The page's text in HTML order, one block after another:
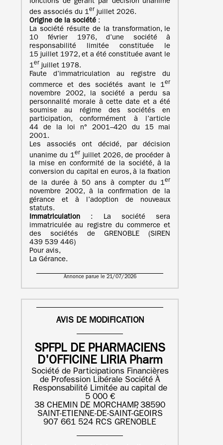
fonctions de gérant par décision unanime
des associés du 1er
juillet 2026.
Origine de la société :
La société résulte de la transformation, le
10 février 1976, d’une société à
responsabilité limitée constituée le
15 juillet 1972, et a été constituée avant le
1er juillet 1978.
Faute d’immatriculation au registre du
commerce et des sociétés avant le 1er
novembre 2002, la société a perdu sa
personnalité morale à cette date et a été
soumise au régime des sociétés en
participation, conformément à l’article
44 de la loi n° 2001–420 du 15 mai
2001.
Les associés ont décidé, par décision
unanime du 1er juillet 2026, de procéder à
la mise en conformité de la société, à la
conversion du capital en euros, à la fixation
de la durée à 50 ans à compter du 1er
novembre 2002, à la confirmation de la
gérance et à l’adoption de nouveaux
statuts.
Immatriculation : La société sera
immatriculée au registre du commerce et
des sociétés de GRENOBLE (SIREN
439 539 446)
Pour avis,
La Gérance.
Annonce parue le 21/07/2026
AVIS DE MODIFICATION
SPFPL DE PHARMACIENS
D'OFFICINE LIRIA Pharm
Société de Participations Financières
de Profession Libérale Société À
Responsabilité Limitée au capital de
5 000 €
38 CHEMIN DE MORCHAMP, 38590
SAINT-ETIENNE-DE-SAINT-GEOIRS
907 661 524 RCS GRENOBLE